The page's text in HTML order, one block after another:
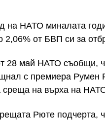
на НАТО миналата
2,06% от БВП си за
28 май НАТО съобщи,
с премиера Румен
среща на върха на
Рюте подчерта,